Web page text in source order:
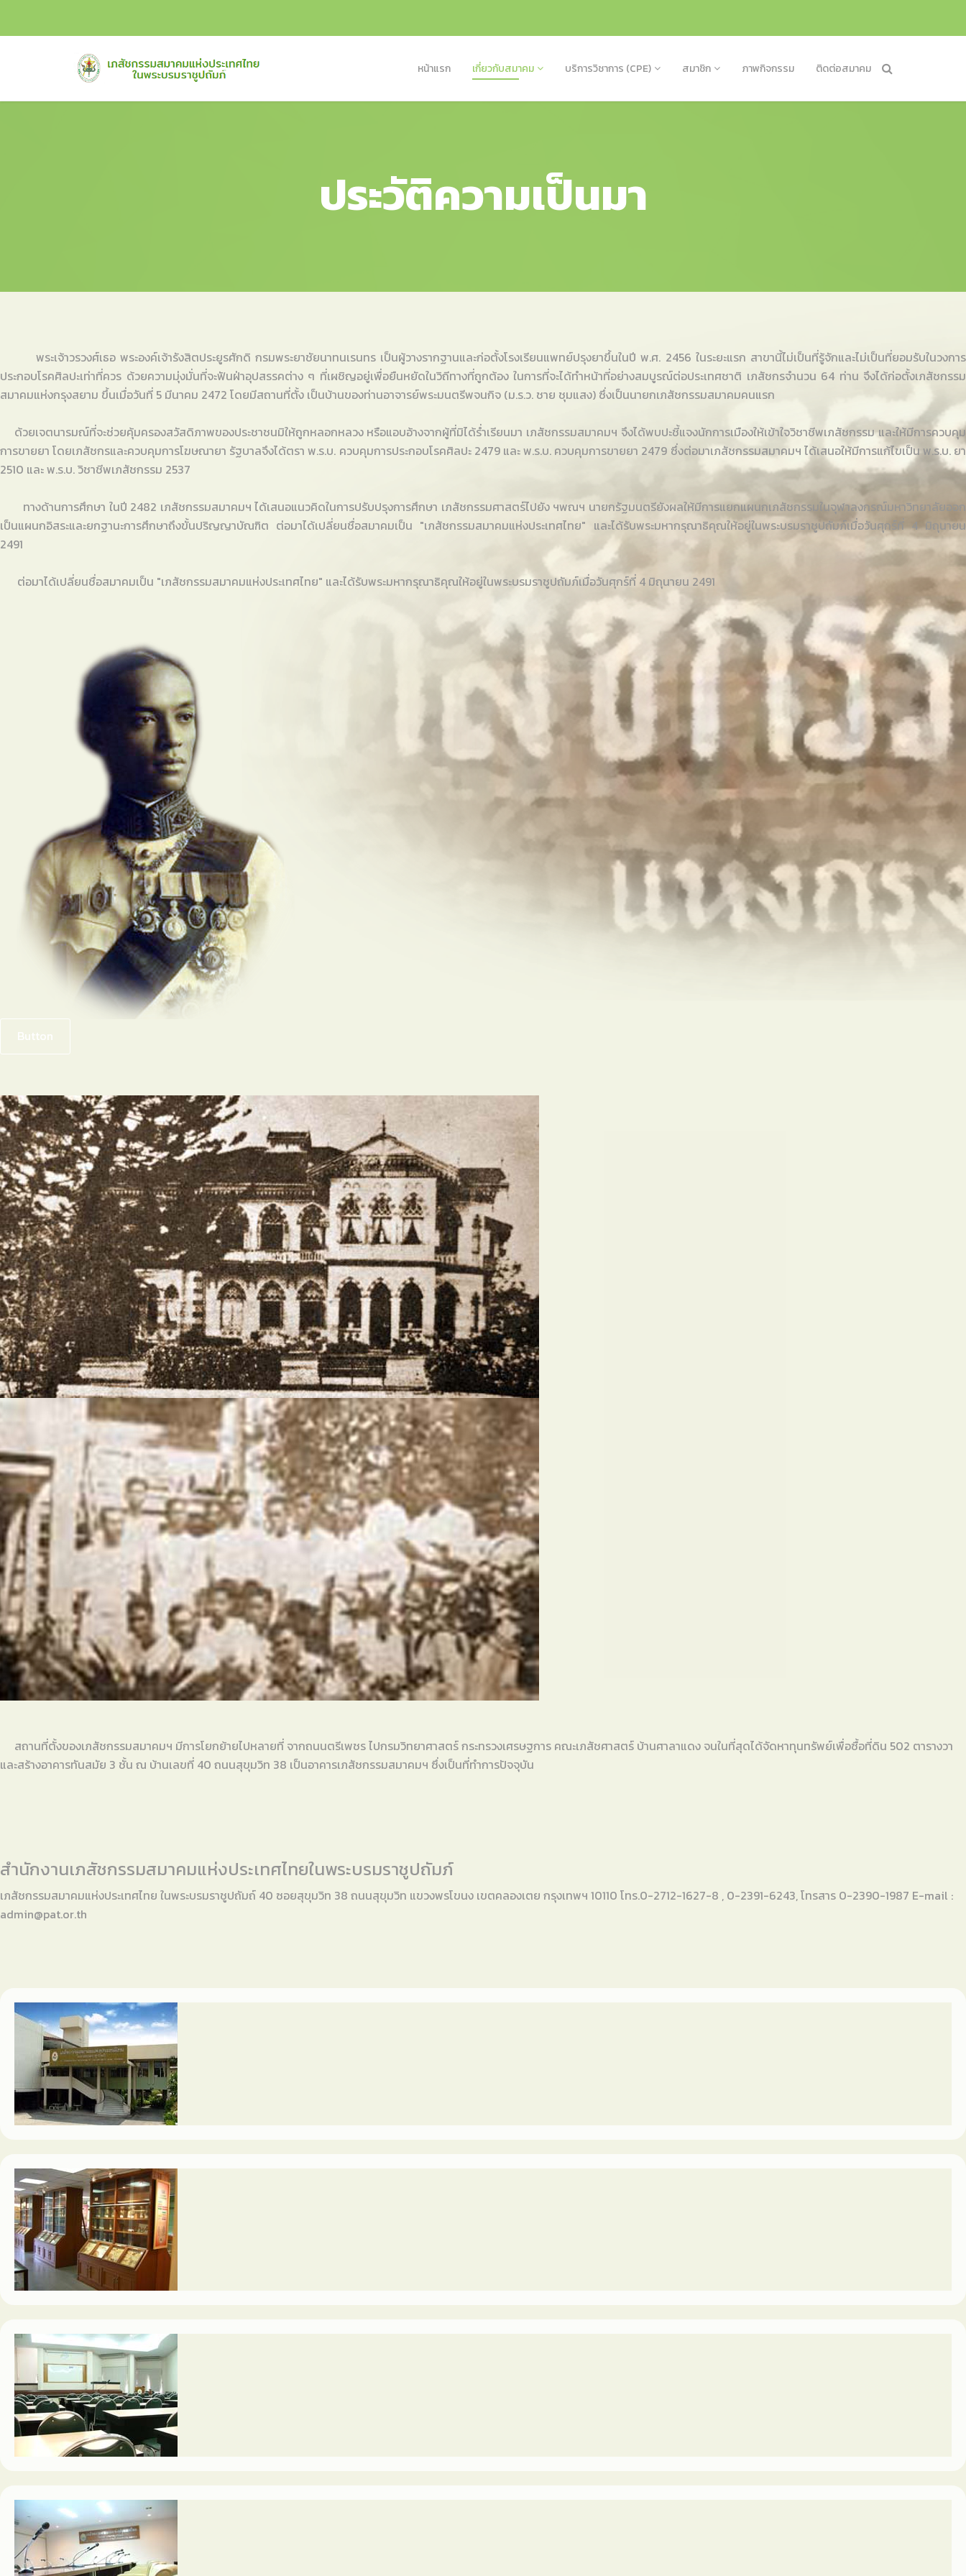
หน้าแรก เกี่ยวกับสมาคม บริการวิชาการ (CPE) สมาชิก ภาพกิจกรรม ติดต่อสมาคม
ประวัติความเป็นมา
พระเจ้าวรวงศ์เธอ พระองค์เจ้ารังสิตประยูรศักดิ กรมพระยาชัยนาทนเรนทร เป็นผู้วางรากฐานและก่อตั้งโรงเรียนแพทย์ปรุงยาขึ้นในปี พ.ศ. 2456 ในระยะแรก สาขานี้ไม่เป็นที่รู้จักและไม่เป็นที่ยอมรับในวงการ
ประกอบโรคศิลปะเท่าที่ควร ด้วยความมุ่งมั่นที่จะฟันฝ่าอุปสรรคต่าง ๆ ที่เผชิญอยู่เพื่อยืนหยัดในวิถีทางที่ถูกต้อง ในการที่จะได้ทำหน้าที่อย่างสมบูรณ์ต่อประเทศชาติ เภสัชกรจำนวน 64 ท่าน จึงได้ก่อตั้งเภสัชกรรม
สมาคมแห่งกรุงสยาม ขึ้นเมื่อวันที่ 5 มีนาคม 2472 โดยมีสถานที่ตั้ง เป็นบ้านของท่านอาจารย์พระมนตรีพจนกิจ (ม.ร.ว. ชาย ชุมแสง) ซึ่งเป็นนายกเภสัชกรรมสมาคมคนแรก
ด้วยเจตนารมณ์ที่จะช่วยคุ้มครองสวัสดิภาพของประชาชนมิให้ถูกหลอกหลวง หรือแอบอ้างจากผู้ที่มิได้ร่ำเรียนมา เภสัชกรรมสมาคมฯ จึงได้พบปะชี้แจงนักการเมืองให้เข้าใจวิชาชีพเภสัชกรรม และให้มีการควบคุม
การขายยา โดยเภสัชกรและควบคุมการโฆษณายา รัฐบาลจึงได้ตรา พ.ร.บ. ควบคุมการประกอบโรคศิลปะ 2479 และ พ.ร.บ. ควบคุมการขายยา 2479 ซึ่งต่อมาเภสัชกรรมสมาคมฯ ได้เสนอให้มีการแก้ไขเป็น พ.ร.บ. ยา
2510 และ พ.ร.บ. วิชาชีพเภสัชกรรม 2537
ทางด้านการศึกษา ในปี 2482 เภสัชกรรมสมาคมฯ ได้เสนอแนวคิดในการปรับปรุงการศึกษา เภสัชกรรมศาสตร์ไปยัง ฯพณฯ นายกรัฐมนตรียังผลให้มีการแยกแผนกเภสัชกรรมในจุฬาลงกรณ์มหาวิทยาลัยออก
เป็นแผนกอิสระและยกฐานะการศึกษาถึงขั้นปริญญาบัณฑิต ต่อมาได้เปลี่ยนชื่อสมาคมเป็น "เภสัชกรรมสมาคมแห่งประเทศไทย" และได้รับพระมหากรุณาธิคุณให้อยู่ในพระบรมราชูปถัมภ์เมื่อวันศุกร์ที่ 4 มิถุนายน
2491
ต่อมาได้เปลี่ยนชื่อสมาคมเป็น "เภสัชกรรมสมาคมแห่งประเทศไทย" และได้รับพระมหากรุณาธิคุณให้อยู่ในพระบรมราชูปถัมภ์เมื่อวันศุกร์ที่ 4 มิถุนายน 2491
Button
สถานที่ตั้งของเภสัชกรรมสมาคมฯ มีการโยกย้ายไปหลายที่ จากถนนตรีเพชร ไปกรมวิทยาศาสตร์ กระทรวงเศรษฐการ คณะเภสัชศาสตร์ บ้านศาลาแดง จนในที่สุดได้จัดหาทุนทรัพย์เพื่อซื้อที่ดิน 502 ตารางวา
และสร้างอาคารทันสมัย 3 ชั้น ณ บ้านเลขที่ 40 ถนนสุขุมวิท 38 เป็นอาคารเภสัชกรรมสมาคมฯ ซึ่งเป็นที่ทำการปัจจุบัน
สำนักงานเภสัชกรรมสมาคมแห่งประเทศไทยในพระบรมราชูปถัมภ์
เภสัชกรรมสมาคมแห่งประเทศไทย ในพระบรมราชูปถัมถ์ 40 ซอยสุขุมวิท 38 ถนนสุขุมวิท แขวงพรโขนง เขตคลองเตย กรุงเทพฯ 10110 โทร.0-2712-1627-8 , 0-2391-6243, โทรสาร 0-2390-1987 E-mail :
admin@pat.or.th